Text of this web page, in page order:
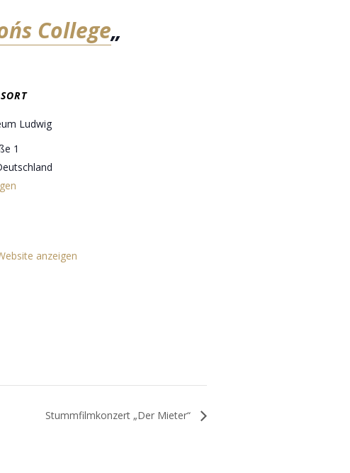
College„
Ludwig
1
anzeigen
Stummfilmkonzert „Der Mieter“